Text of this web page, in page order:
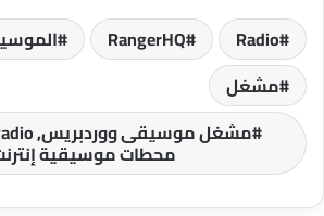
Radio
RangerHQ
مشغل
محطات موسيقية